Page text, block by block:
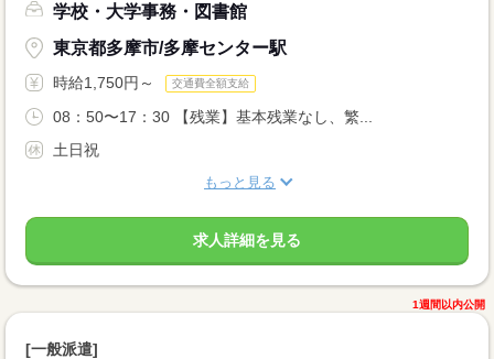
学校・大学事務・図書館
東京都多摩市/多摩センター駅
時給1,750円～ 交通費全額支給
08：50〜17：30 【残業】基本残業なし、繁...
土日祝
もっと見る
求人詳細を見る
1週間以内公開
[一般派遣]